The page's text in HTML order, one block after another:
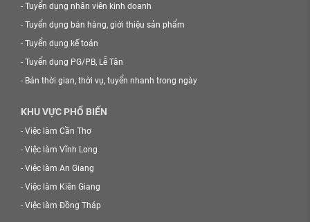
- Tuyển dụng nhân viên kinh doanh
- Tuyển dụng bán hàng, giới thiệu sản phẩm
- Tuyển dụng kế toán
- Tuyển dụng PG/PB, Lễ Tân
- Bán thời gian, thời vụ, tuyển nhanh trong ngày
KHU VỰC PHỔ BIẾN
- Việc làm Cần Thơ
- Việc làm Vĩnh Long
- Việc làm An Giang
- Việc làm Kiên Giang
- Việc làm Đồng Tháp